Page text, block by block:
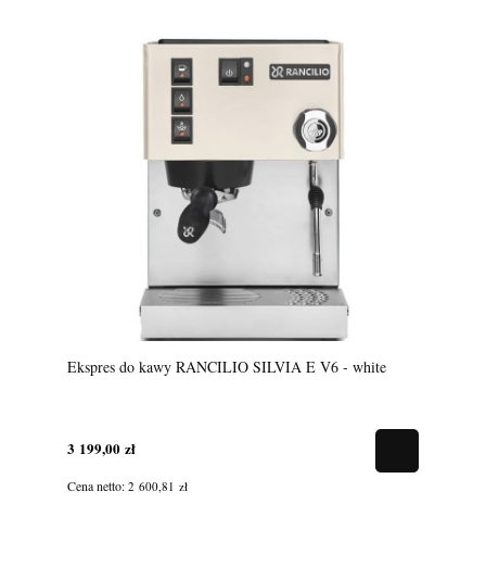
Ekspres do kawy RANCILIO SILVIA E V6 - white
3 199,00 zł
Cena netto: 2 600,81 zł